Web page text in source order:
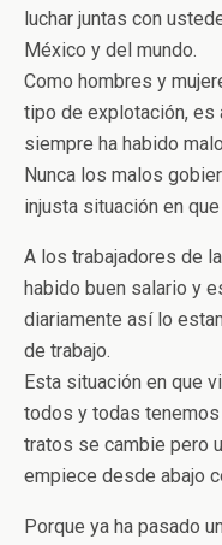
luchar juntas con
México y del mundo.
Como hombres y
tipo de explotación,
siempre ha habido
Nunca los malos
injusta situación en
A los trabajadores de
habido buen salario y
diariamente así lo
de trabajo.
Esta situación en que
todos y todas
tratos se cambie pero
empiece desde abajo
Porque ya ha pasado